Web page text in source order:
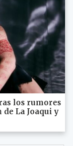
los rumores
La Joaqui y